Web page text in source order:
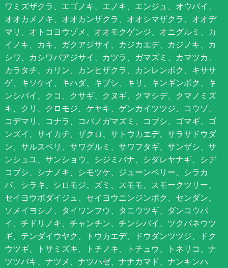
ワミズザクラ、エゴノキ、エノキ、エンジュ、オウバイ、
オオカメノキ、オオカンザクラ、オオシマザクラ、オオデ
マリ、オトコヨウゾメ、オオモクゲンジ、オニグルミ、カ
イノキ、カキ、ガクアジサイ、カジカエデ、カジノキ、カ
シワ、カシワバアジサイ、カツラ、ガマズミ、カマツカ、
カラタチ、カリン、カンヒザクラ、カンレンボク、キササ
ゲ、キソケイ、キハダ、キブシ、キリ、キンギンボク、キ
ンシバイ、クコ、クサギ、クヌギ、クマシデ、クマノミズ
キ、クリ、クロモジ、ケヤキ、ゲンカイツツジ、コウゾ、
コデマリ、コナラ、コバノガマズミ、コブシ、ゴマギ、ゴ
ンズイ、サイカチ、ザクロ、サトウカエデ、サラサドウダ
ン、サルスベリ、サワグルミ、サワフタギ、サンザシ、サ
ンシュユ、サンショウ、シジミバナ、シダレヤナギ、シデ
コブシ、シナノキ、シモツケ、ジューンベリー、シラカ
バ、シラキ、シロモジ、ズミ、スモモ、スモークツリー、
セイヨウボダイジュ、セイヨウニンジンボク、センダン、
ソメイヨシノ、タイワンフウ、タニウツギ、ダンコウバ
イ、チドリノキ、チャンチン、チンシバイ、ツクバネウツ
ギ、テンダイウヤク、トウカエデ、ドウダンツツジ、ドク
ウツギ、トサミズキ、トチノキ、トチュウ、トネリコ、ナ
ツツバキ、ナツメ、ナツハゼ、ナナカマド、ナンキンハ